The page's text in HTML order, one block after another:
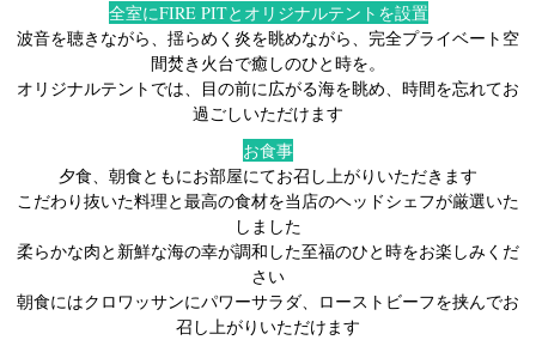
全室にFIRE PITとオリジナルテントを設置
波音を聴きながら、揺らめく炎を眺めながら、完全プライベート空
間焚き火台で癒しのひと時を。
オリジナルテントでは、目の前に広がる海を眺め、時間を忘れてお
過ごしいただけます
お食事
夕食、朝食ともにお部屋にてお召し上がりいただきます
こだわり抜いた料理と最高の食材を当店のヘッドシェフが厳選いた
しました
柔らかな肉と新鮮な海の幸が調和した至福のひと時をお楽しみくだ
さい
朝食にはクロワッサンにパワーサラダ、ローストビーフを挟んでお
召し上がりいただけます